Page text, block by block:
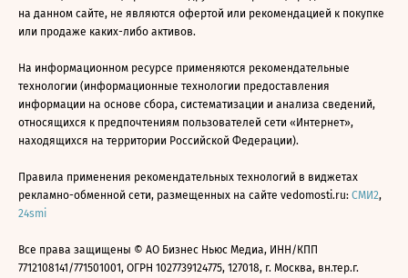
на данном сайте, не являются офертой или рекомендацией к покупке
или продаже каких-либо активов.
На информационном ресурсе применяются рекомендательные
технологии (информационные технологии предоставления
информации на основе сбора, систематизации и анализа сведений,
относящихся к предпочтениям пользователей сети «Интернет»,
находящихся на территории Российской Федерации).
Правила применения рекомендательных технологий в виджетах
рекламно-обменной сети, размещенных на сайте vedomosti.ru: СМИ2,
24smi
Все права защищены © АО Бизнес Ньюс Медиа, ИНН/КПП
7712108141/771501001, ОГРН 1027739124775, 127018, г. Москва, вн.тер.г.